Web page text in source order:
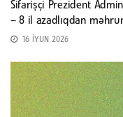
Sifarişçi Prezident
– 8 il azadlıqdan
16 İYUN 2026